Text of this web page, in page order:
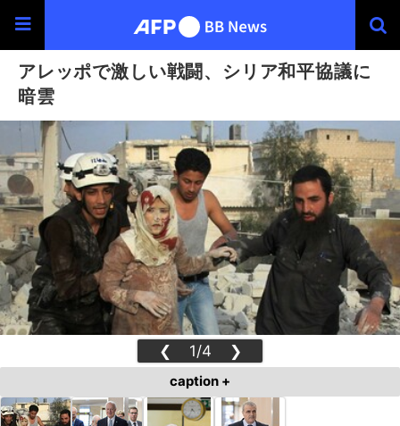
アレッポで激しい戦闘、シリア和平協議に
暗雲
❮ 1/4 ❯
caption +